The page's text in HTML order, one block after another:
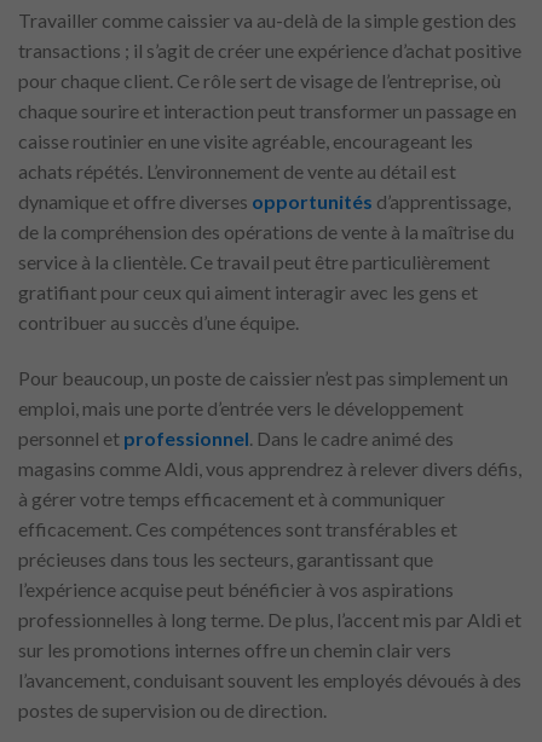
Travailler comme caissier va au-delà de la simple gestion des
transactions ; il s’agit de créer une expérience d’achat positive
pour chaque client. Ce rôle sert de visage de l’entreprise, où
chaque sourire et interaction peut transformer un passage en
caisse routinier en une visite agréable, encourageant les
achats répétés. L’environnement de vente au détail est
dynamique et offre diverses opportunités d’apprentissage,
de la compréhension des opérations de vente à la maîtrise du
service à la clientèle. Ce travail peut être particulièrement
gratifiant pour ceux qui aiment interagir avec les gens et
contribuer au succès d’une équipe.
Pour beaucoup, un poste de caissier n’est pas simplement un
emploi, mais une porte d’entrée vers le développement
personnel et professionnel . Dans le cadre animé des
magasins comme Aldi, vous apprendrez à relever divers défis,
à gérer votre temps efficacement et à communiquer
efficacement. Ces compétences sont transférables et
précieuses dans tous les secteurs, garantissant que
l’expérience acquise peut bénéficier à vos aspirations
professionnelles à long terme. De plus, l’accent mis par Aldi et
sur les promotions internes offre un chemin clair vers
l’avancement, conduisant souvent les employés dévoués à des
postes de supervision ou de direction.